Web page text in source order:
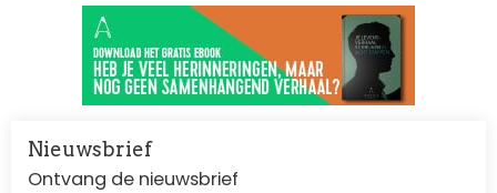
Nieuwsbrief
Ontvang de nieuwsbrief